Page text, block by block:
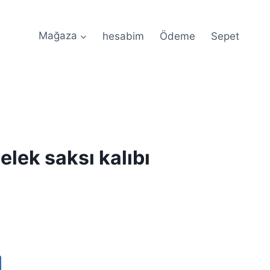
Özel Tasarım Silikon Kalıplar •
Mağaza hesabim Ödeme Sepet
saksı kalıbı